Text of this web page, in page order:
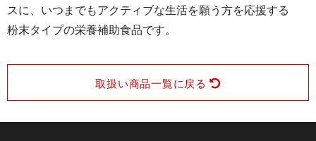
スに、いつまでもアクティブな生活を願う方を応援する
粉末タイプの栄養補助食 品 で す 。
取扱い商品一覧に戻る